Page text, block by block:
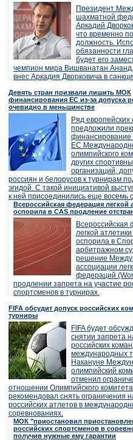
Президент
шахматной
Аркадий
что временно
должность.
обязанности
будет его
чемпион мира Вишванатан
внес Аркадия Дворковича в
Девять стран призвали лишить МОК
финансирования ЕС из-за допуска
очевидно в меньшинстве
Ряд европейских
предложили
финансирование
ЕС
олимпийского
других
организаций,
россиян и белорусов к турнирам
эгидой. С такой инициативой
к ней присоединились еще восемь
Всероссийская федерация легкой
оспорила в CAS продление
Всероссийская
легкой
оспорила в
арбитражном
решение
ассоциации
федераций
продлении запрета на участие
спортсменов в турнирах.
FIFA обсудит допуск российских
турниры
FIFA будет
снятии запрета
российских
международных
Накануне
олимпийский
отменил
отношении Олимпийского
рекомендовал снять ограничения
российских атлетов в
соревнованиях.
МОК "приостановил
российских спортсменов в
получив нужные ему гарантии